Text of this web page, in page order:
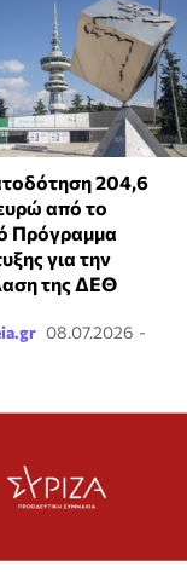
204,6
από το
Πρόγραμμα
για την
της ΔΕΘ
08.07.2026 -